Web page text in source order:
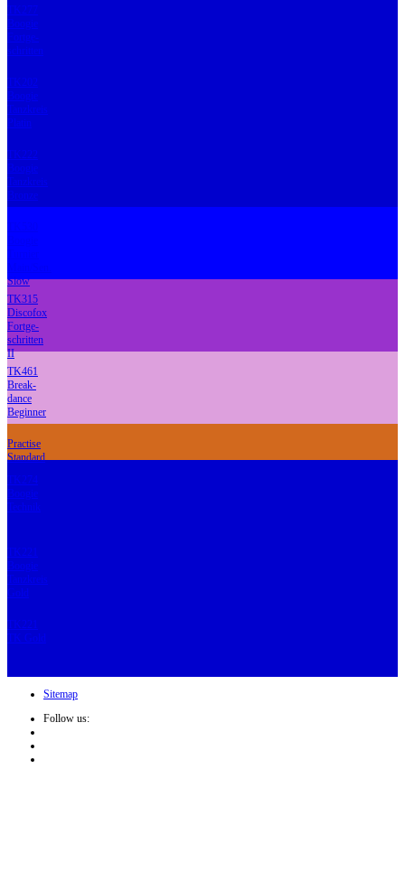
TK277
Boogie
Fortge-
schritten
TK202
Boogie
Tanzkreis
Platin
TK222
Boogie
Tanzkreis
Bronze
Slow
TK315
Discofox
Fortge-
schritten
II
TK461
Break-
dance
Beginner
Practise
Standard
TK274
Boogie
Technik
TK221
Boogie
Tanzkreis
Gold
TK221
TK Gold
Sitemap
Follow us: